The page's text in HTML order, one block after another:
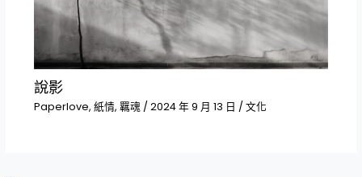
說影
Paperlove, 紙情, 羈魂 / 2024 年 9 月 13 日 / 文化